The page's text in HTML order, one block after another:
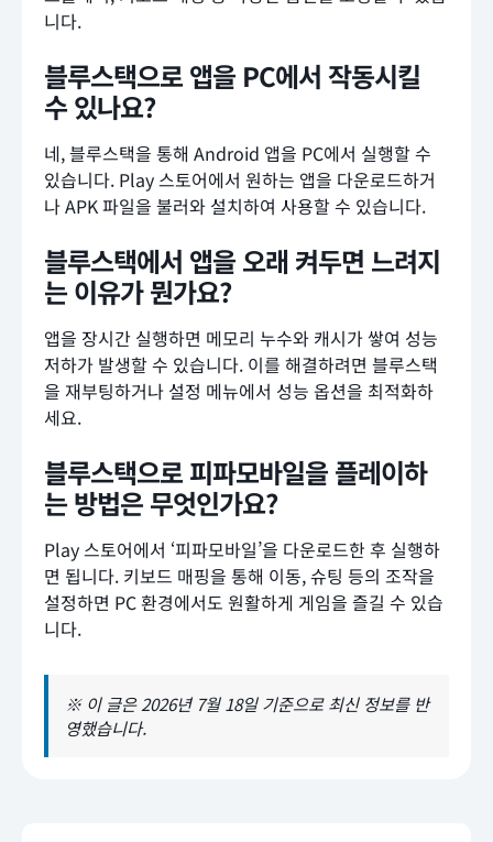
니다.
블루스택으로 앱을 PC에서 작동시킬
수 있나요?
네, 블루스택을 통해 Android 앱을 PC에서 실행할 수
있습니다. Play 스토어에서 원하는 앱을 다운로드하거
나 APK 파일을 불러와 설치하여 사용할 수 있습니다.
블루스택에서 앱을 오래 켜두면 느려지
는 이유가 뭔가요?
앱을 장시간 실행하면 메모리 누수와 캐시가 쌓여 성능
저하가 발생할 수 있습니다. 이를 해결하려면 블루스택
을 재부팅하거나 설정 메뉴에서 성능 옵션을 최적화하
세요.
블루스택으로 피파모바일을 플레이하
는 방법은 무엇인가요?
Play 스토어에서 ‘피파모바일’을 다운로드한 후 실행하
면 됩니다. 키보드 매핑을 통해 이동, 슈팅 등의 조작을
설정하면 PC 환경에서도 원활하게 게임을 즐길 수 있습
니다.
※ 이 글은 2026년 7월 18일 기준으로 최신 정보를 반
영했습니다.